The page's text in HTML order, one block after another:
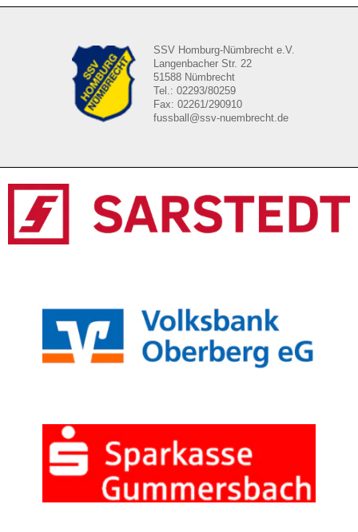
SSV Homburg-Nümbrecht e.V.
Langenbacher Str. 22
51588 Nümbrecht
Tel.: 02293/80259
Fax: 02261/290910
fussball@ssv-nuembrecht.de